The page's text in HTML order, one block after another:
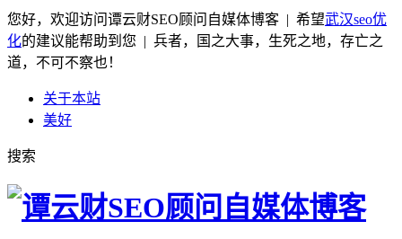
您好，欢迎访问谭云财SEO顾问自媒体博客 | 希望武汉seo优
化的建议能帮助到您 | 兵者，国之大事，生死之地，存亡之
道，不可不察也！
关于本站
美好
搜索